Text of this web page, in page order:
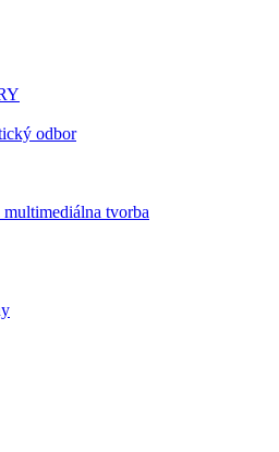
odbor
tvorba